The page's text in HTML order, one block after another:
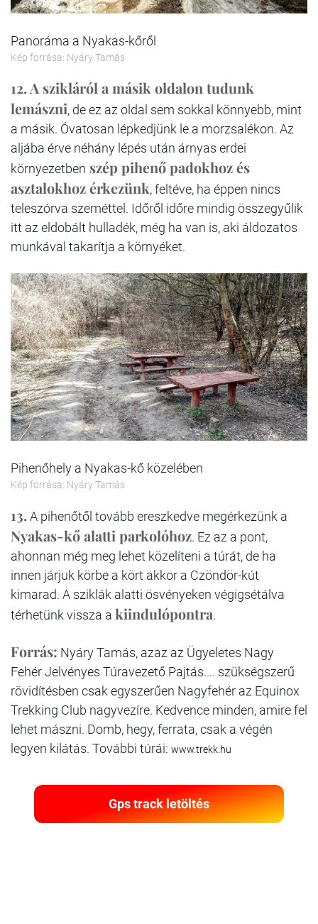
Panoráma a Nyakas-kőről
Kép forrása: Nyáry Tamás
12.A szikláról a másik oldalon tudunk
lemászni, de ez az oldal sem sokkal könnyebb, mint
a másik. Óvatosan lépkedjünk le a morzsalékon. Az
aljába érve néhány lépés után árnyas erdei
környezetben szép pihenő padokhoz és
asztalokhoz érkezünk, feltéve, ha éppen nincs
teleszórva szeméttel. Időről időre mindig összegyűlik
itt az eldobált hulladék, még ha van is, aki áldozatos
munkával takarítja a környéket.
Pihenőhely a Nyakas-kő közelében
Kép forrása: Nyáry Tamás
13.A pihenőtől tovább ereszkedve megérkezünk a
Nyakas-kő alatti parkolóhoz. Ez az a pont,
ahonnan még meg lehet közelíteni a túrát, de ha
innen járjuk körbe a kört akkor a Czöndör-kút
kimarad. A sziklák alatti ösvényeken végigsétálva
térhetünk vissza a kiindulópontra.
Forrás: Nyáry Tamás, azaz az Ügyeletes Nagy
Fehér Jelvényes Túravezető Pajtás.... szükségszerű
rövidítésben csak egyszerűen Nagyfehér az Equinox
Trekking Club nagyvezíre. Kedvence minden, amire fel
lehet mászni. Domb, hegy, ferrata, csak a végén
legyen kilátás. További túrái: www.trekk.hu
Gps track letöltés